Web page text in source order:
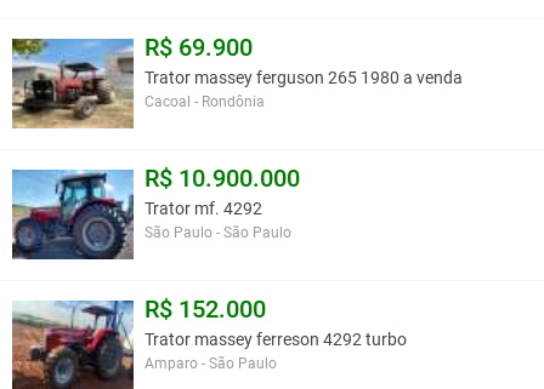
R$ 69.900
Trator massey ferguson 265 1980 a venda
Cacoal - Rondônia
R$ 10.900.000
Trator mf. 4292
São Paulo - São Paulo
R$ 152.000
Trator massey ferreson 4292 turbo
Amparo - São Paulo